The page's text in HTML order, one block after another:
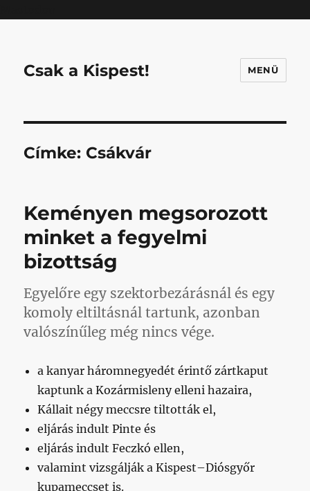
Csak a Kispest! MENÜ
Címke: Csákvár
Keményen megsorozott
minket a fegyelmi
bizottság
Egyelőre egy szektorbezárásnál és egy
komoly eltiltásnál tartunk, azonban
valószínűleg még nincs vége.
a kanyar háromnegyedét érintő zártkaput
kaptunk a Kozármisleny elleni hazaira,
Kállait négy meccsre tiltották el,
eljárás indult Pinte és
eljárás indult Feczkó ellen,
valamint vizsgálják a Kispest–Diósgyőr
kupameccset is.